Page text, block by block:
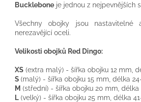
Bucklebone je jednou z nejpevnějších
Všechny obojky jsou nastavitelné
nerezavějící oceli.
Velikosti obojků Red Dingo:
XS (extra malý) - šířka obojku 12 mm ,
S (malý) - šířka obojku 15 mm , délka
M (střední) - šířka obojku 20 mm , délka
L (velký) - šířka obojku 25 mm , délka